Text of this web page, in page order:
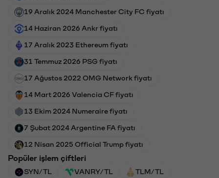
19 Aralık 2024 Manchester City FC fiyatı
14 Haziran 2026 Ankr fiyatı
17 Aralık 2023 Ethereum fiyatı
31 Temmuz 2026 PSG fiyatı
17 Ağustos 2022 OMG Network fiyatı
14 Mart 2026 Valencia CF fiyatı
13 Ekim 2024 Numeraire fiyatı
7 Şubat 2024 Argentine FA fiyatı
12 Nisan 2025 Official Trump fiyatı
Popüler işlem çiftleri
SYN/TL VANRY/TL TLM/TL